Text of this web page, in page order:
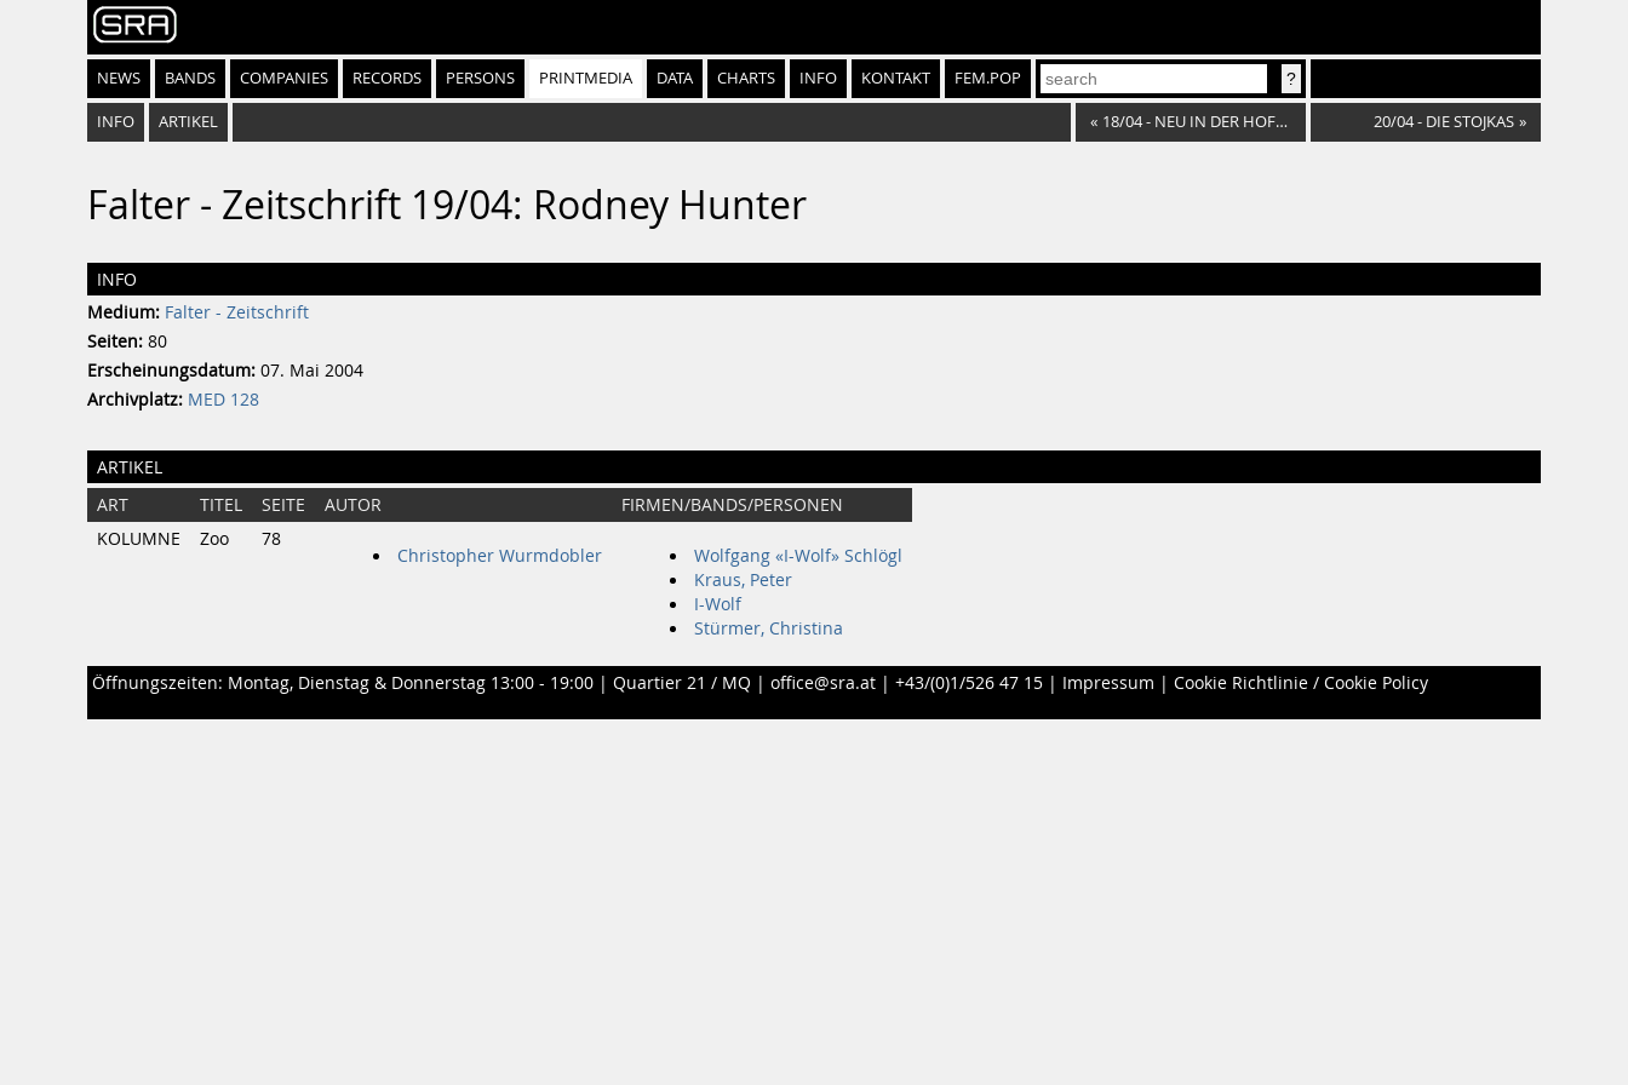
NEWS BANDS COMPANIES RECORDS PERSONS PRINTMEDIA DATA CHARTS INFO KONTAKT FEM.POP
INFO ARTIKEL « 18/04 - NEU IN DER HOFBURG 20/04 - DIE STOJKAS »
Falter - Zeitschrift 19/04: Rodney Hunter
INFO
Medium: Falter - Zeitschrift
Seiten: 80
Erscheinungsdatum: 07. Mai 2004
Archivplatz: MED 128
ARTIKEL
ART TITEL SEITE AUTOR
FIRMEN/BANDS/PERSONEN
KOLUMNE
Zoo 78
Christopher Wurmdobler
Wolfgang «I-Wolf» Schlögl
Kraus, Peter
I-Wolf
Stürmer, Christina
Öffnungszeiten: Montag, Dienstag & Donnerstag 13:00 - 19:00 | Quartier 21 / MQ | office@sra.at | +43/(0)1/526 47 15 | Impressum | Cookie Richtlinie / Cookie Policy